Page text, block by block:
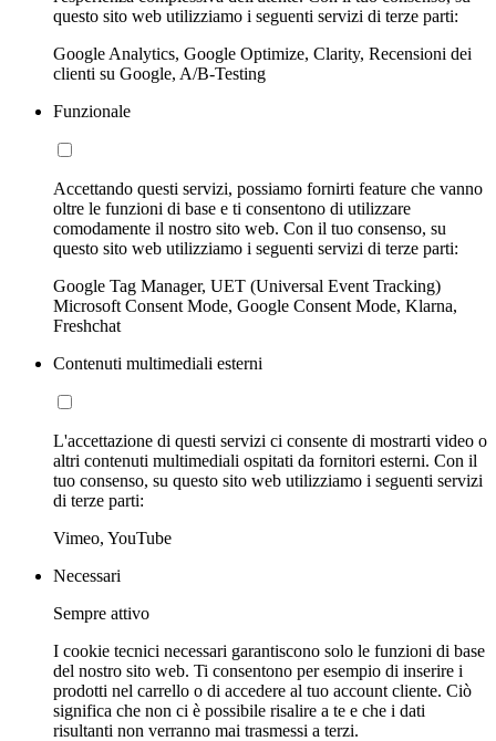
questo sito web utilizziamo i seguenti servizi di terze parti:
Google Analytics, Google Optimize, Clarity, Recensioni dei
clienti su Google, A/B-Testing
Funzionale
Accettando questi servizi, possiamo fornirti feature che vanno
oltre le funzioni di base e ti consentono di utilizzare
comodamente il nostro sito web. Con il tuo consenso, su
questo sito web utilizziamo i seguenti servizi di terze parti:
Google Tag Manager, UET (Universal Event Tracking)
Microsoft Consent Mode, Google Consent Mode, Klarna,
Freshchat
Contenuti multimediali esterni
L'accettazione di questi servizi ci consente di mostrarti video o
altri contenuti multimediali ospitati da fornitori esterni. Con il
tuo consenso, su questo sito web utilizziamo i seguenti servizi
di terze parti:
Vimeo, YouTube
Necessari
Sempre attivo
I cookie tecnici necessari garantiscono solo le funzioni di base
del nostro sito web. Ti consentono per esempio di inserire i
prodotti nel carrello o di accedere al tuo account cliente. Ciò
significa che non ci è possibile risalire a te e che i dati
risultanti non verranno mai trasmessi a terzi.